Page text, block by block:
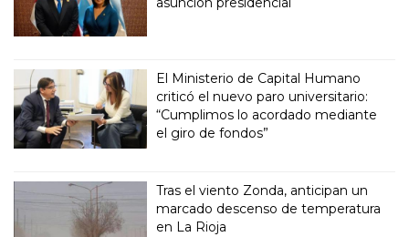
El Ministerio de Capital Humano
criticó el nuevo paro universitario:
“Cumplimos lo acordado mediante
el giro de fondos”
Tras el viento Zonda, anticipan un
marcado descenso de temperatura
en La Rioja